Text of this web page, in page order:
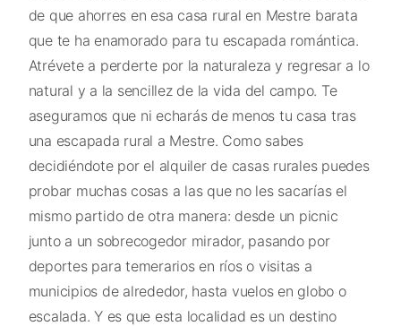
de que ahorres en esa casa rural en Mestre barata
que te ha enamorado para tu escapada romántica.
Atrévete a perderte por la naturaleza y regresar a lo
natural y a la sencillez de la vida del campo. Te
aseguramos que ni echarás de menos tu casa tras
una escapada rural a Mestre. Como sabes
decidiéndote por el alquiler de casas rurales puedes
probar muchas cosas a las que no les sacarías el
mismo partido de otra manera: desde un picnic
junto a un sobrecogedor mirador, pasando por
deportes para temerarios en ríos o visitas a
municipios de alrededor, hasta vuelos en globo o
escalada. Y es que esta localidad es un destino